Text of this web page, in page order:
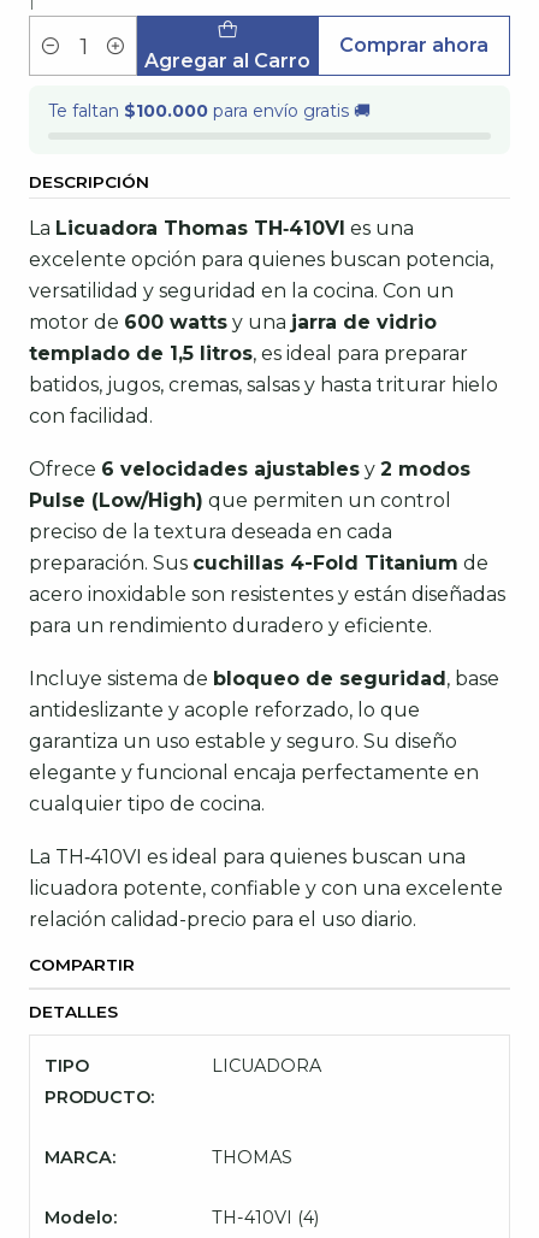
Cantidad Agregar al Carro
Comprar ahora
Te faltan $100.000 para envío gratis 🚚
DESCRIPCIÓN
La Licuadora Thomas TH‑410VI es una
excelente opción para quienes buscan potencia,
versatilidad y seguridad en la cocina. Con un
motor de 600 watts y una jarra de vidrio
templado de 1,5 litros, es ideal para preparar
batidos, jugos, cremas, salsas y hasta triturar hielo
con facilidad.
Ofrece 6 velocidades ajustables y 2 modos
Pulse (Low/High) que permiten un control
preciso de la textura deseada en cada
preparación. Sus cuchillas 4-Fold Titanium de
acero inoxidable son resistentes y están diseñadas
para un rendimiento duradero y eficiente.
Incluye sistema de bloqueo de seguridad , base
antideslizante y acople reforzado, lo que
garantiza un uso estable y seguro. Su diseño
elegante y funcional encaja perfectamente en
cualquier tipo de cocina.
La TH‑410VI es ideal para quienes buscan una
licuadora potente, confiable y con una excelente
relación calidad-precio para el uso diario.
COMPARTIR
DETALLES
TIPO
PRODUCTO:
LICUADORA
MARCA: THOMAS
Modelo: TH-410VI (4)